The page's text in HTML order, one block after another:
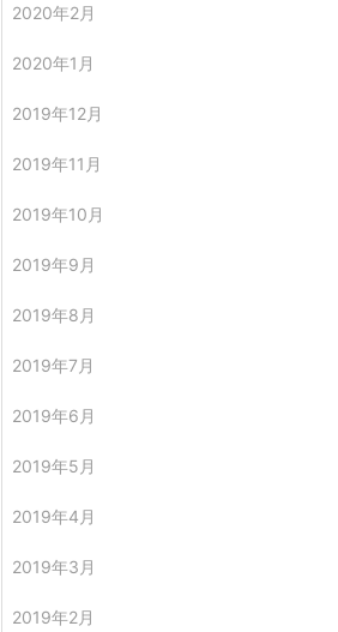
2020年2月
2020年1月
2019年12月
2019年11月
2019年10月
2019年9月
2019年8月
2019年7月
2019年6月
2019年5月
2019年4月
2019年3月
2019年2月